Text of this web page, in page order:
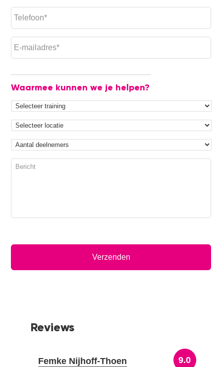
Waarmee kunnen we je helpen?
Sidebar
Reviews
Femke Nijhoff-Thoen 9.0